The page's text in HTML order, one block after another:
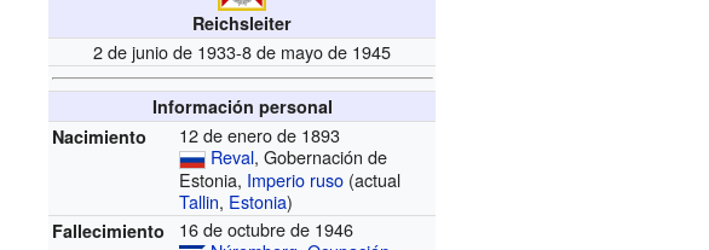
Reichsleiter
2 de junio de 1933-8 de mayo de 1945
Información personal
Nacimiento
12 de enero de 1893
Reval, Gobernación de
Estonia, Imperio ruso (actual
Tallin, Estonia)
Fallecimiento
16 de octubre de 1946